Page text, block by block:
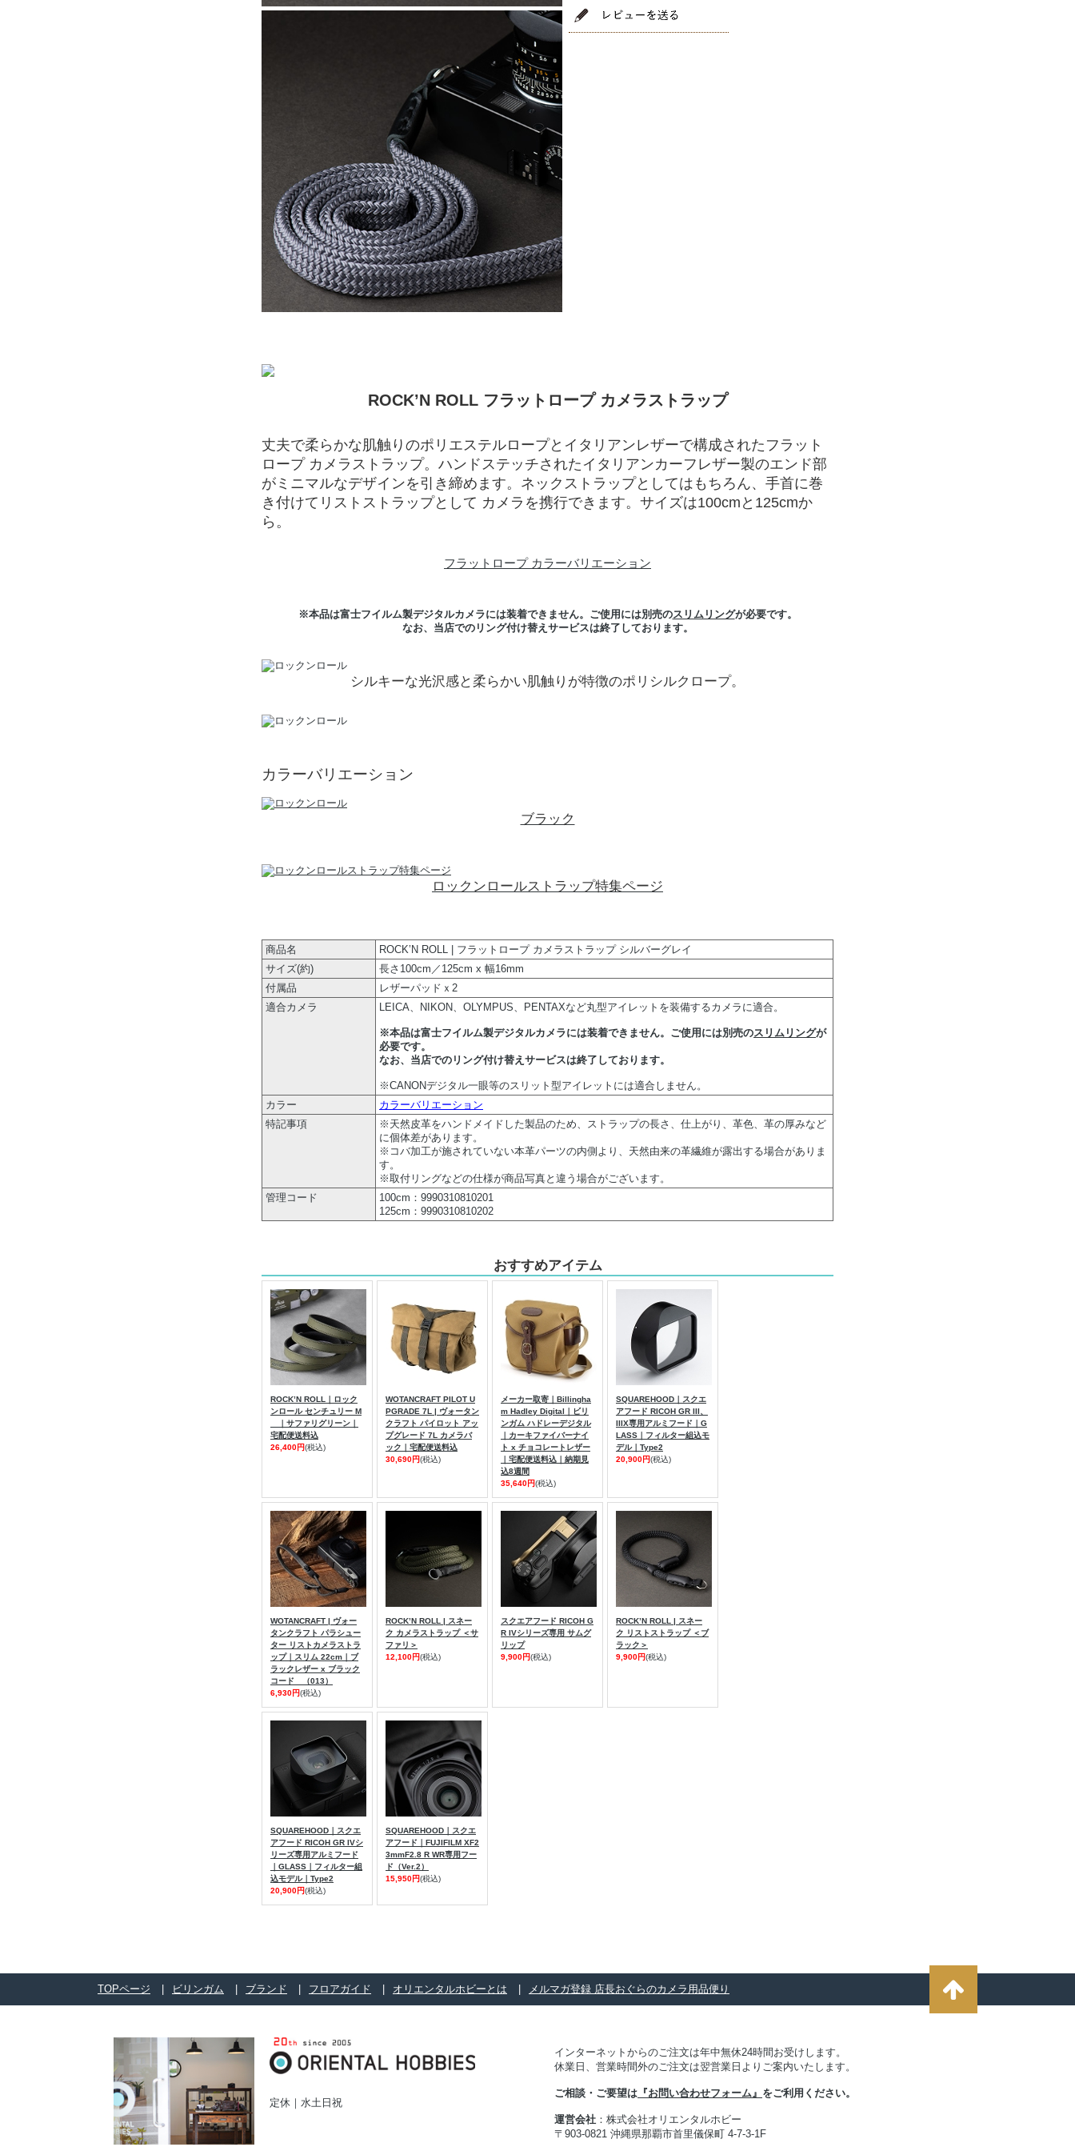
ROCK’N ROLL フラットロープ カメラストラップ
丈夫で柔らかな肌触りのポリエステルロープとイタリアンレザーで構成されたフラット
ロープ カメラストラップ。ハンドステッチされたイタリアンカーフレザー製のエンド部
がミニマルなデザインを引き締めます。ネックストラップとしてはもちろん、手首に巻
き付けてリストストラップとして カメラを携行できます。サイズは100cmと125cmか
ら。
フラットロープ カラーバリエーション
※本品は富士フイルム製デジタルカメラには装着できません。ご使用には別売のスリムリングが必要です。
なお、当店でのリング付け替えサービスは終了しております。
シルキーな光沢感と柔らかい肌触りが特徴のポリシルクロープ。
カラーバリエーション
ブラック
ロックンロールストラップ特集ページ
商品名
ROCK’N ROLL | フラットロープ カメラストラップ シルバーグレイ
サイズ(約)
長さ100cm／125cm x 幅16mm
付属品
レザーパッドｘ2
適合カメラ
LEICA、NIKON、OLYMPUS、PENTAXなど丸型アイレットを装備するカメラに適合。
※本品は富士フイルム製デジタルカメラには装着できません。ご使用には別売のスリムリングが
必要です。
なお、当店でのリング付け替えサービスは終了しております。
※CANONデジタル一眼等のスリット型アイレットには適合しません。
カラー
カラーバリエーション
特記事項
※天然皮革をハンドメイドした製品のため、ストラップの長さ、仕上がり、革色、革の厚みなど
に個体差があります。
※コバ加工が施されていない本革パーツの内側より、天然由来の革繊維が露出する場合がありま
す。
※取付リングなどの仕様が商品写真と違う場合がございます。
管理コード
100cm：9990310810201
125cm：9990310810202
おすすめアイテム
ROCK’N ROLL｜ロック
ンロール センチュリー M
｜サファリグリーン｜
宅配便送料込
26,400円(税込)
WOTANCRAFT PILOT U
PGRADE 7L | ヴォータン
クラフト パイロット アッ
プグレード 7L カメラバ
ック｜宅配便送料込
30,690円(税込)
メーカー取寄｜Billingha
m Hadley Digital｜ビリ
ンガム ハドレーデジタル
｜カーキファイバーナイ
ト x チョコレートレザー
｜宅配便送料込｜納期見
込8週間
35,640円(税込)
SQUAREHOOD｜スクエ
アフード RICOH GR III、
IIIX専用アルミフード｜G
LASS｜フィルター組込モ
デル｜Type2
20,900円(税込)
WOTANCRAFT | ヴォー
タンクラフト パラシュー
ター リストカメラストラ
ップ｜スリム 22cm｜ブ
ラックレザー x ブラック
コード （013）
6,930円(税込)
ROCK’N ROLL | スネー
ク カメラストラップ ＜サ
ファリ＞
12,100円(税込)
スクエアフード RICOH G
R IVシリーズ専用 サムグ
リップ
9,900円(税込)
ROCK’N ROLL | スネー
ク リストストラップ ＜ブ
ラック＞
9,900円(税込)
SQUAREHOOD｜スクエ
アフード RICOH GR IVシ
リーズ専用アルミフード
｜GLASS｜フィルター組
込モデル｜Type2
20,900円(税込)
SQUAREHOOD｜スクエ
アフード｜FUJIFILM XF2
3mmF2.8 R WR専用フー
ド（Ver.2）
15,950円(税込)
TOPページ ビリンガム ブランド フロアガイド オリエンタルホビーとは メルマガ登録 店長おぐらのカメラ用品便り
定休｜水土日祝
インターネットからのご注文は年中無休24時間お受けします。
休業日、営業時間外のご注文は翌営業日よりご案内いたします。
ご相談・ご要望は 『お問い合わせフォーム』 をご利用ください。
運営会社 ：株式会社オリエンタルホビー
〒903-0821 沖縄県那覇市首里儀保町 4-7-3-1F